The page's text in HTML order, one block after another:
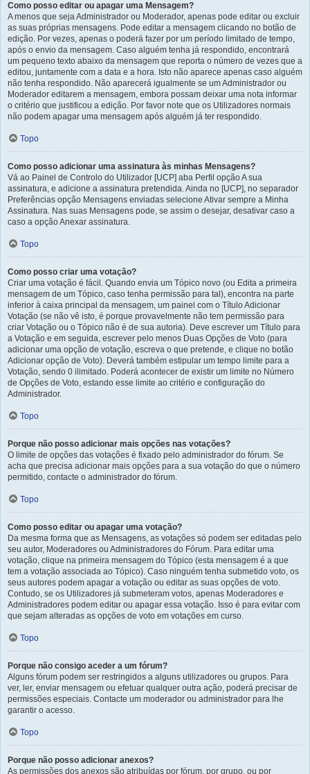
Como posso editar ou apagar uma Mensagem?
A menos que seja Administrador ou Moderador, apenas pode editar ou excluir
as suas próprias mensagens. Pode editar a mensagem clicando no botão de
edição. Por vezes, apenas o poderá fazer por um período limitado de tempo,
após o envio da mensagem. Caso alguém tenha já respondido, encontrará
um pequeno texto abaixo da mensagem que reporta o número de vezes que a
editou, juntamente com a data e a hora. Isto não aparece apenas caso alguém
não tenha respondido. Não aparecerá igualmente se um Administrador ou
Moderador editarem a mensagem, embora possam deixar uma nota informar
o critério que justificou a edição. Por favor note que os Utilizadores normais
não podem apagar uma mensagem após alguém já ter respondido.
Topo
Como posso adicionar uma assinatura às minhas Mensagens?
Vá ao Painel de Controlo do Utilizador [UCP] aba Perfil opção A sua
assinatura, e adicione a assinatura pretendida. Ainda no [UCP], no separador
Preferências opção Mensagens enviadas selecione Ativar sempre a Minha
Assinatura. Nas suas Mensagens pode, se assim o desejar, desativar caso a
caso a opção Anexar assinatura.
Topo
Como posso criar uma votação?
Criar uma votação é fácil. Quando envia um Tópico novo (ou Edita a primeira
mensagem de um Tópico, caso tenha permissão para tal), encontra na parte
inferior à caixa principal da mensagem, um painel com o Título Adicionar
Votação (se não vê isto, é porque provavelmente não tem permissão para
criar Votação ou o Tópico não é de sua autoria). Deve escrever um Título para
a Votação e em seguida, escrever pelo menos Duas Opções de Voto (para
adicionar uma opção de votação, escreva o que pretende, e clique no botão
Adicionar opção de Voto). Deverá também estipular um tempo limite para a
Votação, sendo 0 ilimitado. Poderá acontecer de existir um limite no Número
de Opções de Voto, estando esse limite ao critério e configuração do
Administrador.
Topo
Porque não posso adicionar mais opções nas votações?
O limite de opções das votações é fixado pelo administrador do fórum. Se
acha que precisa adicionar mais opções para a sua votação do que o número
permitido, contacte o administrador do fórum.
Topo
Como posso editar ou apagar uma votação?
Da mesma forma que as Mensagens, as votações só podem ser editadas pelo
seu autor, Moderadores ou Administradores do Fórum. Para editar uma
votação, clique na primeira mensagem do Tópico (esta mensagem é a que
tem a votação associada ao Tópico). Caso ninguém tenha submetido voto, os
seus autores podem apagar a votação ou editar as suas opções de voto.
Contudo, se os Utilizadores já submeteram votos, apenas Moderadores e
Administradores podem editar ou apagar essa votação. Isso é para evitar com
que sejam alteradas as opções de voto em votações em curso.
Topo
Porque não consigo aceder a um fórum?
Alguns fórum podem ser restringidos a alguns utilizadores ou grupos. Para
ver, ler, enviar mensagem ou efetuar qualquer outra ação, poderá precisar de
permissões especiais. Contacte um moderador ou administrador para lhe
garantir o acesso.
Topo
Porque não posso adicionar anexos?
As permissões dos anexos são atribuídas por fórum, por grupo, ou por